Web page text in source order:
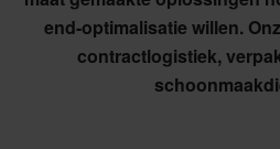
end-optimalisatie willen.
contractlogistiek,